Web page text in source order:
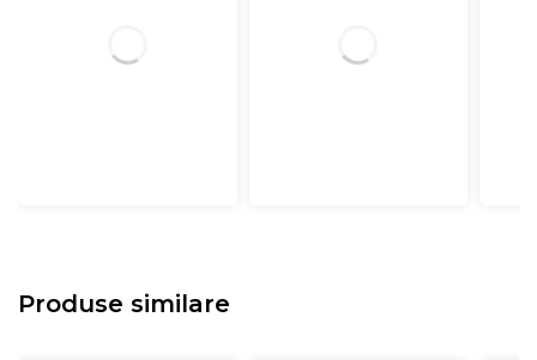
Produse similare